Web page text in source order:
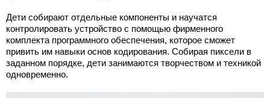
Дети собирают отдельные компоненты и научатся
контролировать устройство с помощью фирменного
комплекта программного обеспечения, которое сможет
привить им навыки основ кодирования. Собирая пиксели в
заданном порядке, дети занимаются творчеством и техникой
одновременно.